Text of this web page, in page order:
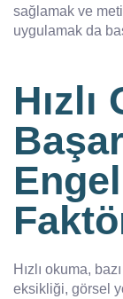
sağlamak ve
uygulamak da
Hızlı
Hızlı okuma,
eksikliği, görsel